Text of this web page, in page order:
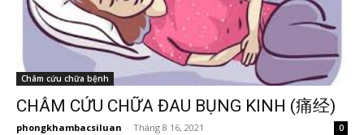
Châm cứu chữa bệnh
CHÂM CỨU CHỮA ĐAU BỤNG KINH (痛经)
phongkhambacsiluan - Tháng 8 16, 2021 0